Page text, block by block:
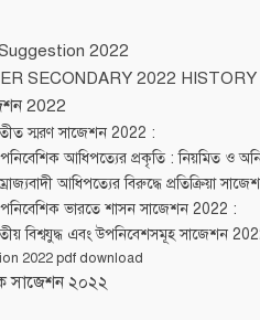
2022
SECONDARY 2022
2022
স্মরণ সাজেশন 2022 :
আধিপত্যের প্রকৃতি : নিয়মিত ও
আধিপত্যের বিরুদ্ধে প্রতিক্রিয়া
ভারতে শাসন সাজেশন 2022 :
বিশ্বযুদ্ধ এবং উপনিবেশসমূহ সাজেশন
2022 pdf download
সাজেশন ২০২২